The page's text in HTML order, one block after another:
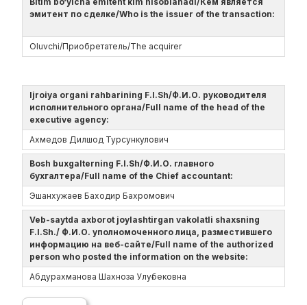
эмитент по сделке/Who is the issuer of the transaction:
Oluvchi/Приобретатель/The acquirer
Ijroiya organi rahbarining F.I.Sh/Ф.И.О. руководителя
исполнительного органа/Full name of the head of the
executive agency:
Ахмедов Дилшод Турсункулович
Bosh buxgalterning F.I.Sh/Ф.И.О. главного
бухгалтера/Full name of the Chief accountant:
Эшанхужаев Баходир Бахромович
Veb-saytda axborot joylashtirgan vakolatli shaxsning
F.I.Sh./ Ф.И.О. уполномоченного лица, разместившего
информацию на веб-сайте/Full name of the authorized
person who posted the information on the website:
Абдурахманова Шахноза Улуғбековна